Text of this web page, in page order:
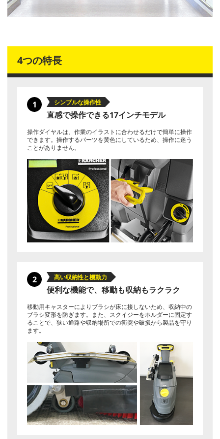
4つの特長
1 シンプルな操作性
直感で操作できる17インチモデル
操作ダイヤルは、作業のイラストに合わせるだけで簡単に操作
できます。操作するパーツを黄色にしているため、操作に迷う
ことがありません。
2 高い収納性と機動力
便利な機能で、移動も収納もラクラク
移動用キャスターによりブラシが床に接しないため、収納中の
ブラシ変形を防ぎます。また、スクイジーをホルダーに固定す
ることで、狭い通路や収納場所での衝突や破損から製品を守り
ます。